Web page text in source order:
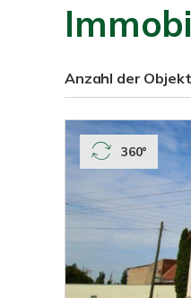
Anzahl der
360°